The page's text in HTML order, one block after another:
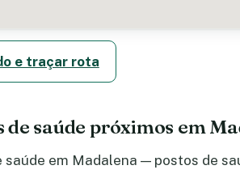
e traçar rota
saúde próximos em
em Madalena — postos de